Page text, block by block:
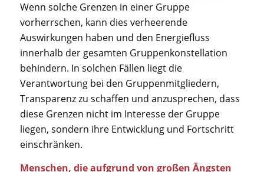
Wenn solche Grenzen in einer Gruppe
vorherrschen, kann dies verheerende
Auswirkungen haben und den Energiefluss
innerhalb der gesamten Gruppenkonstellation
behindern. In solchen Fällen liegt die
Verantwortung bei den Gruppenmitgliedern,
Transparenz zu schaffen und anzusprechen, dass
diese Grenzen nicht im Interesse der Gruppe
liegen, sondern ihre Entwicklung und Fortschritt
einschränken.
Menschen, die aufgrund von großen Ängsten